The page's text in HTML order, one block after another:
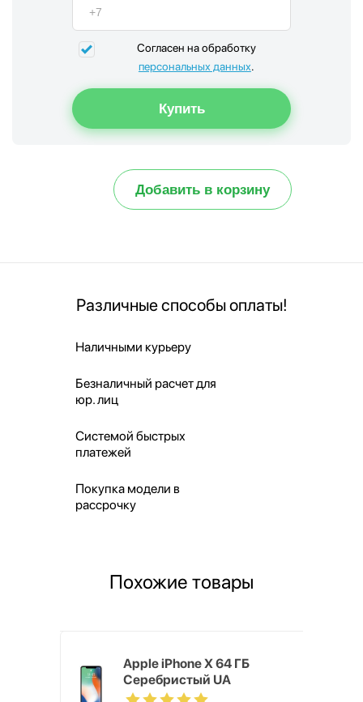
Согласен на обработку
персональных данных.
Добавить в корзину
Различные способы оплаты!
Наличными курьеру
Безналичный расчет для
юр. лиц
Системой быстрых
платежей
Покупка модели в
рассрочку
Похожие товары
Apple iPhone X 64 ГБ
Серебристый UA